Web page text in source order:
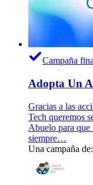
Campaña
Adopta Un
Gracias a las
Tech queremos
Abuelo para que
siempre…
Una campaña de: